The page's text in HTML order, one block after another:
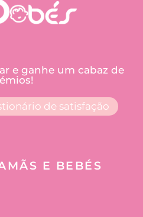
e ganhe um cabaz de
de satisfação
E BEBÉS